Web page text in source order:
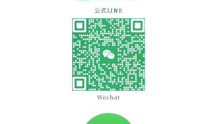
公式LINE
Wechat